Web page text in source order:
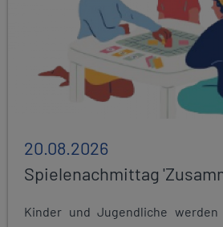
20.08.2026
Spielenachmittag
Kinder und Jugendliche werden